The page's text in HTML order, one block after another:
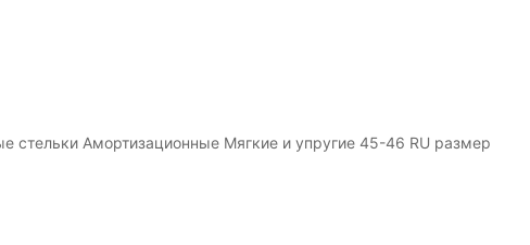
стельки Амортизационные Мягкие и упругие 45-46 RU размер